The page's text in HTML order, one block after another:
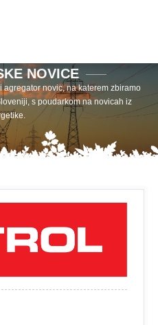
NOVICE
novic, na katerem zbiramo
s poudarkom na novicah iz